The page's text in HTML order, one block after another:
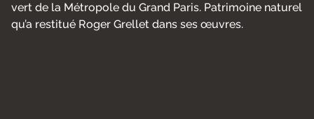
vert de la Métropole du Grand Paris. Patrimoine naturel
qu’a restitué Roger Grellet dans ses œuvres.